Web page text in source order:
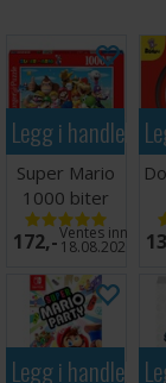
Legg i
Super Mario
1000 biter
Puslespill
172,-Ventes inn
18.08.2026
Legg i